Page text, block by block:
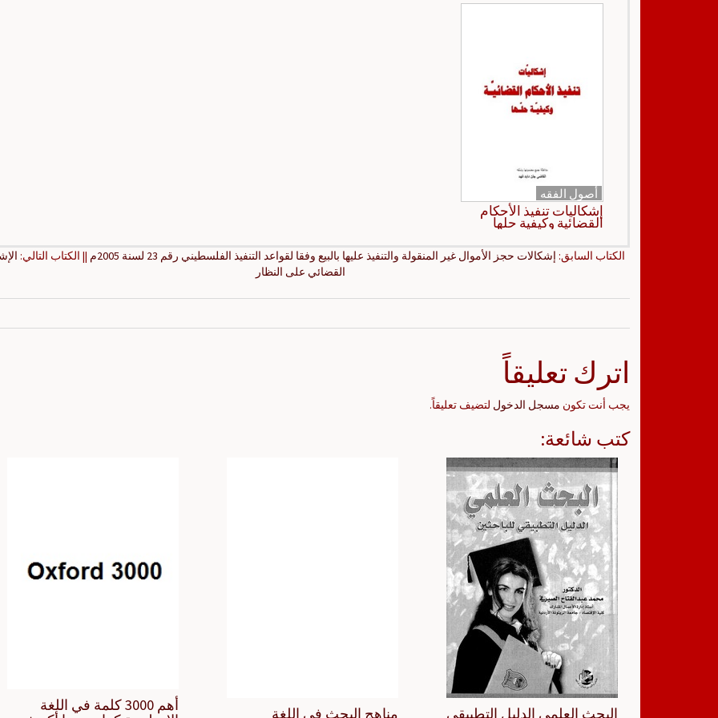
أصول الفقه
إشكاليات تنفيذ الأحكام
القضائية وكيفية حلها
الكتاب السابق: إشكالات حجز الأموال غير المنقولة والتنفيذ عليها بالبيع وفقا لقواعد التنفيذ الفلسطيني رقم 23 لسنة 2005م || الكتاب التالي:
القضائي على النظار
اترك تعليقاً
يجب أنت تكون مسجل الدخول لتضيف تعليقاً.
كتب شائعة:
أهم 3000 كلمة في اللغة
مناهج البحث في اللغة البحث العلمي الدليل التطبيقي